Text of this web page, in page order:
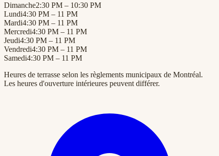
Dimanche2:30 PM – 10:30 PM
Lundi4:30 PM – 11 PM
Mardi4:30 PM – 11 PM
Mercredi4:30 PM – 11 PM
Jeudi4:30 PM – 11 PM
Vendredi4:30 PM – 11 PM
Samedi4:30 PM – 11 PM
Heures de terrasse selon les règlements municipaux de Montréal.
Les heures d'ouverture intérieures peuvent différer.